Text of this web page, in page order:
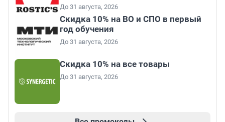
До 31 августа, 2026
Скидка 10% на ВО и СПО в первый
год обучения
До 31 августа, 2026
Скидка 10% на все товары
До 31 августа, 2026